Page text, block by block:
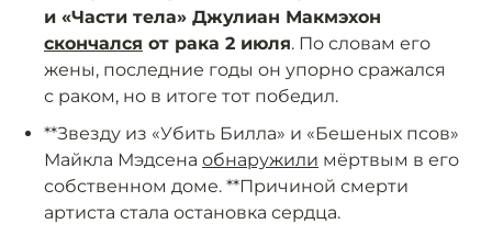
и «Части тела» Джулиан Макмэхон
скончался от рака 2 июля. По словам его
жены, последние годы он упорно сражался
с раком, но в итоге тот победил.
**Звезду из «Убить Билла» и «Бешеных псов»
Майкла Мэдсена обнаружили мёртвым в его
собственном доме. **Причиной смерти
артиста стала остановка сердца.